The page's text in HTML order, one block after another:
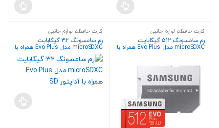
کارت حافظه, لوازم جانبی
رم سامسونگ 512 گیگابایت
microSDXC مدل Evo Plus همراه با
کارت حافظه, لوازم جانبی
رم سامسونگ 32 گیگابایت
microSDXC مدل Evo Plus همراه با
آداپتور SD